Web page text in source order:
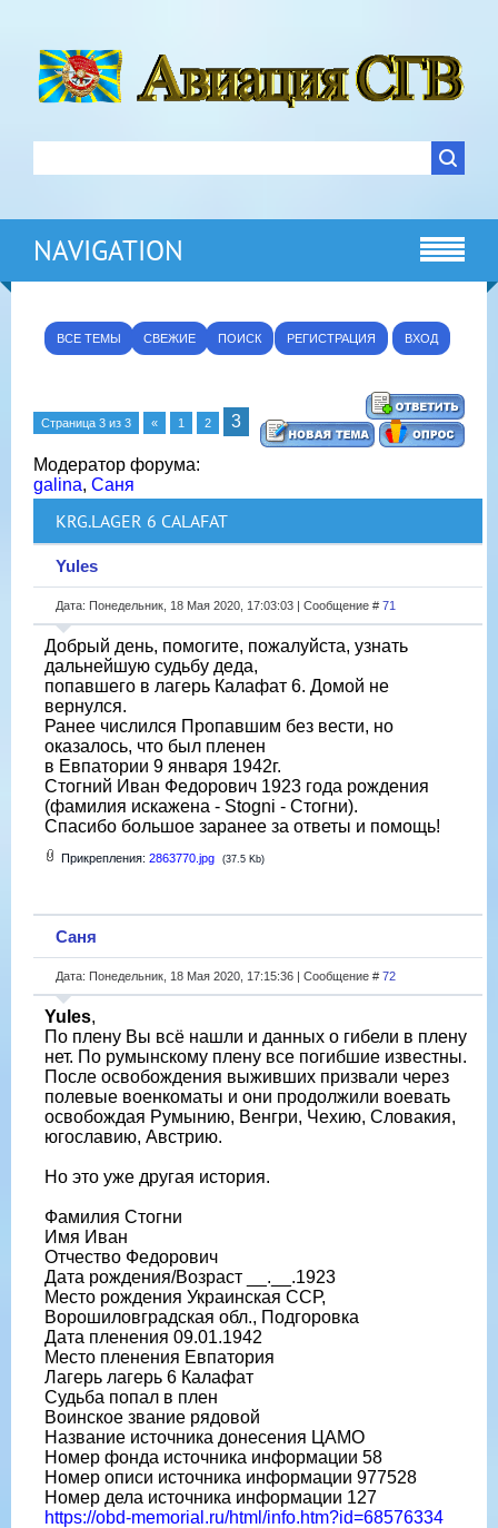
NAVIGATION
ВСЕ ТЕМЫ СВЕЖИЕ ПОИСК РЕГИСТРАЦИЯ ВХОД
Страница 3 из 3 « 1 2 3
Модератор форума:
galina, Саня
KRG.LAGER 6 CALAFAT
Yules
Дата: Понедельник, 18 Мая 2020, 17:03:03 | Сообщение # 71
Добрый день, помогите, пожалуйста, узнать
дальнейшую судьбу деда,
попавшего в лагерь Калафат 6. Домой не
вернулся.
Ранее числился Пропавшим без вести, но
оказалось, что был пленен
в Евпатории 9 января 1942г.
Стогний Иван Федорович 1923 года рождения
(фамилия искажена - Stogni - Стогни).
Спасибо большое заранее за ответы и помощь!
Прикрепления: 2863770.jpg (37.5 Kb)
Саня
Дата: Понедельник, 18 Мая 2020, 17:15:36 | Сообщение # 72
Yules,
По плену Вы всё нашли и данных о гибели в плену
нет. По румынскому плену все погибшие известны.
После освобождения выживших призвали через
полевые военкоматы и они продолжили воевать
освобождая Румынию, Венгри, Чехию, Словакия,
югославию, Австрию.
Но это уже другая история.
Фамилия Стогни
Имя Иван
Отчество Федорович
Дата рождения/Возраст __.__.1923
Место рождения Украинская ССР,
Ворошиловградская обл., Подгоровка
Дата пленения 09.01.1942
Место пленения Евпатория
Лагерь лагерь 6 Калафат
Судьба попал в плен
Воинское звание рядовой
Название источника донесения ЦАМО
Номер фонда источника информации 58
Номер описи источника информации 977528
Номер дела источника информации 127
https://obd-memorial.ru/html/info.htm?id=68576334